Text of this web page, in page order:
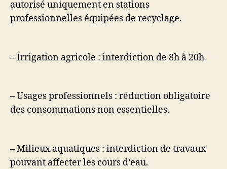
autorisé uniquement en stations
professionnelles équipées de recyclage.
– Irrigation agricole : interdiction de 8h à 20h
– Usages professionnels : réduction obligatoire
des consommations non essentielles.
– Milieux aquatiques : interdiction de travaux
pouvant affecter les cours d’eau.